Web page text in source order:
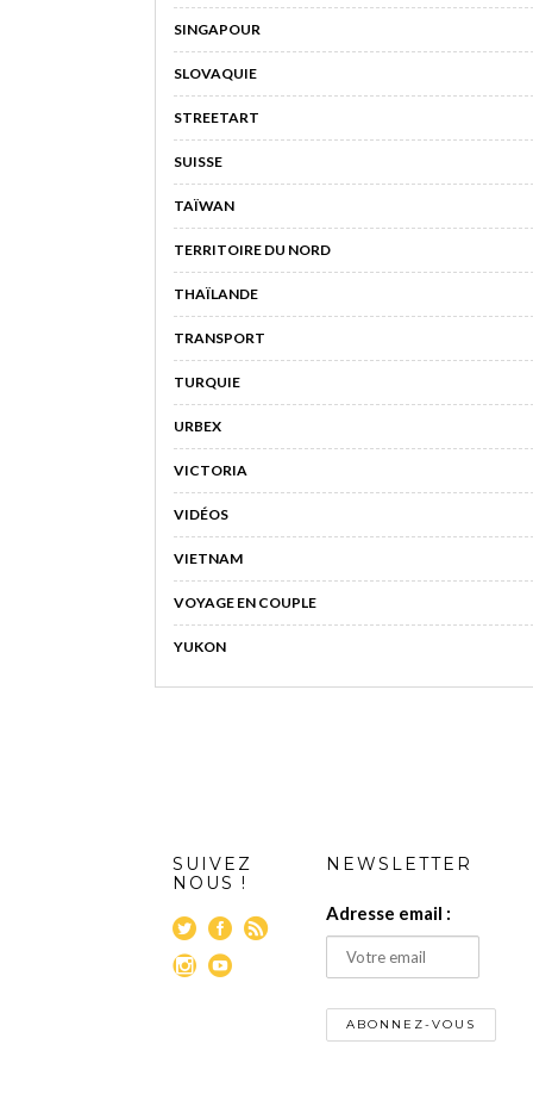
SINGAPOUR
SLOVAQUIE
STREETART
SUISSE
TAÏWAN
TERRITOIRE DU NORD
THAÏLANDE
TRANSPORT
TURQUIE
URBEX
VICTORIA
VIDÉOS
VIETNAM
VOYAGE EN COUPLE
YUKON
SUIVEZ
NOUS !
NEWSLETTER
Adresse email :